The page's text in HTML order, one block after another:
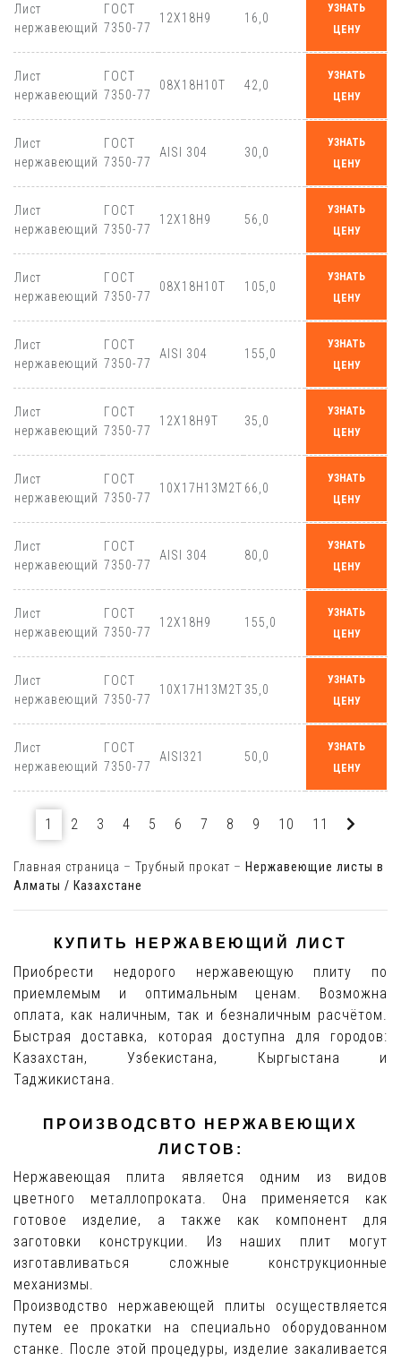
Лист
нержавеющий
ГОСТ
7350-77
12Х18Н9 16,0
УЗНАТЬ
ЦЕНУ
Лист
нержавеющий
ГОСТ
7350-77
08Х18Н10Т 42,0
УЗНАТЬ
ЦЕНУ
Лист
нержавеющий
ГОСТ
7350-77
AISI 304 30,0
УЗНАТЬ
ЦЕНУ
Лист
нержавеющий
ГОСТ
7350-77
12Х18Н9 56,0
УЗНАТЬ
ЦЕНУ
Лист
нержавеющий
ГОСТ
7350-77
08Х18Н10Т 105,0
УЗНАТЬ
ЦЕНУ
Лист
нержавеющий
ГОСТ
7350-77
AISI 304 155,0
УЗНАТЬ
ЦЕНУ
Лист
нержавеющий
ГОСТ
7350-77
12Х18Н9Т 35,0
УЗНАТЬ
ЦЕНУ
Лист
нержавеющий
ГОСТ
7350-77
10Х17Н13М2Т 66,0
УЗНАТЬ
ЦЕНУ
Лист
нержавеющий
ГОСТ
7350-77
AISI 304 80,0
УЗНАТЬ
ЦЕНУ
Лист
нержавеющий
ГОСТ
7350-77
12Х18Н9 155,0
УЗНАТЬ
ЦЕНУ
Лист
нержавеющий
ГОСТ
7350-77
10Х17Н13М2Т 35,0
УЗНАТЬ
ЦЕНУ
Лист
нержавеющий
ГОСТ
7350-77
AISI321 50,0
УЗНАТЬ
ЦЕНУ
1 2 3 4 5 6 7 8 9 10 11
Главная страница – Трубный прокат – Нержавеющие листы в
Алматы / Казахстане
КУПИТЬ НЕРЖАВЕЮЩИЙ ЛИСТ
Приобрести недорого нержавеющую плиту по
приемлемым и оптимальным ценам. Возможна
оплата, как наличным, так и безналичным расчётом.
Быстрая доставка, которая доступна для городов:
Казахстан, Узбекистана, Кыргыстана и
Таджикистана.
ПРОИЗВОДСВТО НЕРЖАВЕЮЩИХ
ЛИСТОВ:
Нержавеющая плита является одним из видов
цветного металлопроката. Она применяется как
готовое изделие, а также как компонент для
заготовки конструкции. Из наших плит могут
изготавливаться сложные конструкционные
механизмы.
Производство нержавеющей плиты осуществляется
путем ее прокатки на специально оборудованном
станке. После этой процедуры, изделие закаливается